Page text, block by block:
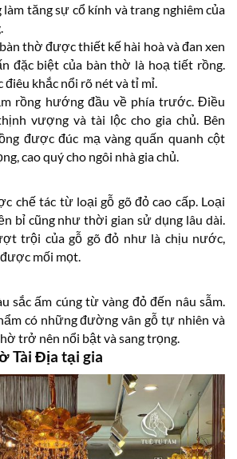
tăng sự cổ kính và trang nghiêm của
thờ được thiết kế hài hoà và đan xen
đặc biệt của bàn thờ là hoạ tiết rồng.
khắc nổi rõ nét và tỉ mỉ.
rồng hướng đầu về phía trước. Điều
vượng và tài lộc cho gia chủ. Bên
được đúc mạ vàng quấn quanh cột
cao quý cho ngôi nhà gia chủ.
chế tác từ loại gỗ gõ đỏ cao cấp. Loại
bỉ cũng như thời gian sử dụng lâu dài.
trội của gỗ gõ đỏ như là chịu nước,
mối mọt.
sắc ấm cúng từ vàng đỏ đến nâu sẫm.
có những đường vân gỗ tự nhiên và
trở nên nổi bật và sang trọng.
Tài Địa tại gia